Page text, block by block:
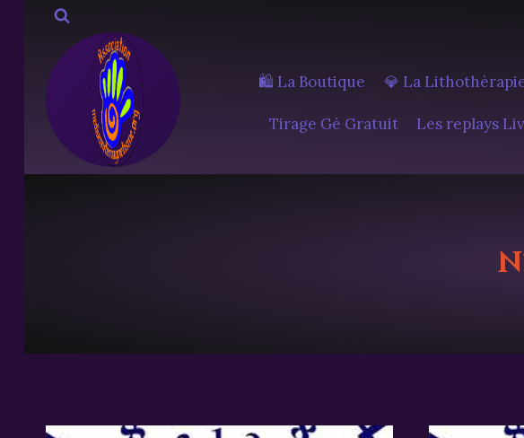
Aller
contenu
🛍️ La Boutique 💎 La
Tirage Gé Gratuit Les replays